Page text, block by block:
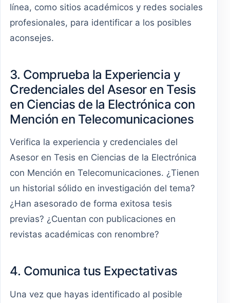
línea, como sitios académicos y redes sociales
profesionales, para identificar a los posibles
aconsejes.
3. Comprueba la Experiencia y
Credenciales del Asesor en Tesis
en Ciencias de la Electrónica con
Mención en Telecomunicaciones
Verifica la experiencia y credenciales del
Asesor en Tesis en Ciencias de la Electrónica
con Mención en Telecomunicaciones. ¿Tienen
un historial sólido en investigación del tema?
¿Han asesorado de forma exitosa tesis
previas? ¿Cuentan con publicaciones en
revistas académicas con renombre?
4. Comunica tus Expectativas
Una vez que hayas identificado al posible